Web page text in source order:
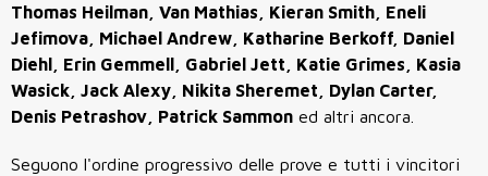
Thomas Heilman, Van Mathias, Kieran Smith, Eneli
Jefimova, Michael Andrew, Katharine Berkoff, Daniel
Diehl, Erin Gemmell, Gabriel Jett, Katie Grimes, Kasia
Wasick, Jack Alexy, Nikita Sheremet, Dylan Carter,
Denis Petrashov, Patrick Sammon ed altri ancora.
Seguono l'ordine progressivo delle prove e tutti i vincitori